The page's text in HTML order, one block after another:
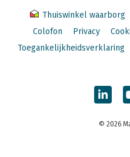
Thuiswinkel waarborg
Colofon
Privacy
Toegankelijkheidsverklaring
© 2026